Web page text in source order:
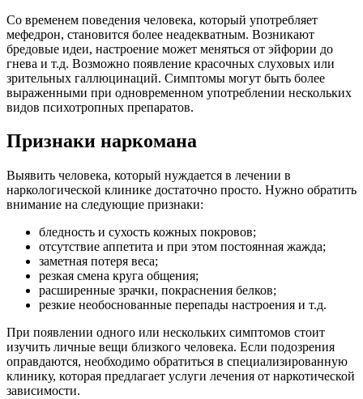
Со временем поведения человека, который употребляет
мефедрон, становится более неадекватным. Возникают
бредовые идеи, настроение может меняться от эйфории до
гнева и т.д. Возможно появление красочных слуховых или
зрительных галлюцинаций. Симптомы могут быть более
выраженными при одновременном употреблении нескольких
видов психотропных препаратов.
Признаки наркомана
Выявить человека, который нуждается в лечении в
наркологической клинике достаточно просто. Нужно обратить
внимание на следующие признаки:
бледность и сухость кожных покровов;
отсутствие аппетита и при этом постоянная жажда;
заметная потеря веса;
резкая смена круга общения;
расширенные зрачки, покраснения белков;
резкие необоснованные перепады настроения и т.д.
При появлении одного или нескольких симптомов стоит
изучить личные вещи близкого человека. Если подозрения
оправдаются, необходимо обратиться в специализированную
клинику, которая предлагает услуги лечения от наркотической
зависимости.